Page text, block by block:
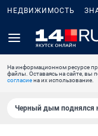
НЕДВИЖИМОСТЬ
На информационном ресурсе
файлы. Оставаясь на сайте, вы
согласиена их использование.
Черный дым поднялся